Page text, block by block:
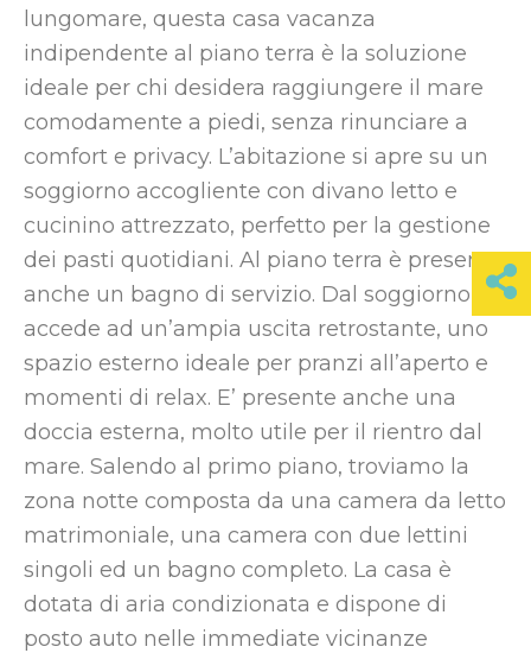
lungomare, questa casa vacanza
indipendente al piano terra è la soluzione
ideale per chi desidera raggiungere il mare
comodamente a piedi, senza rinunciare a
comfort e privacy. L’abitazione si apre su un
soggiorno accogliente con divano letto e
cucinino attrezzato, perfetto per la gestione
dei pasti quotidiani. Al piano terra è presente
anche un bagno di servizio. Dal soggiorno si
accede ad un’ampia uscita retrostante, uno
spazio esterno ideale per pranzi all’aperto e
momenti di relax. E’ presente anche una
doccia esterna, molto utile per il rientro dal
mare. Salendo al primo piano, troviamo la
zona notte composta da una camera da letto
matrimoniale, una camera con due lettini
singoli ed un bagno completo. La casa è
dotata di aria condizionata e dispone di
posto auto nelle immediate vicinanze